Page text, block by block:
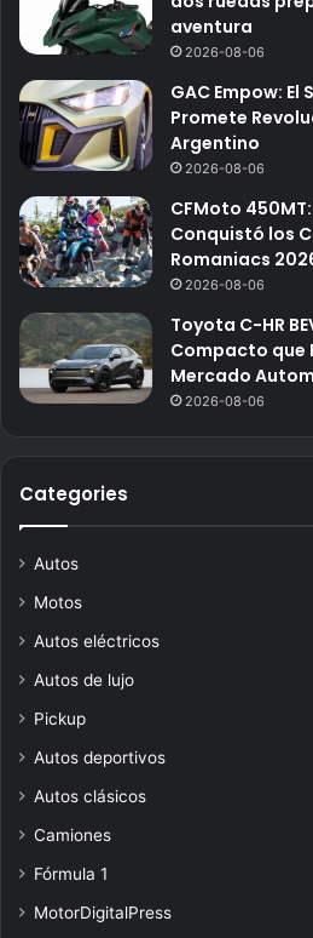
aventura
2026-08-06
GAC Empow:
Promete
Argentino
2026-08-06
CFMoto
Conquistó los
Romaniacs
2026-08-06
Toyota C-HR
Compacto que
Mercado
2026-08-06
Categories
Autos
Motos
Autos eléctricos
Autos de lujo
Pickup
Autos deportivos
Autos clásicos
Camiones
Fórmula 1
MotorDigitalPress